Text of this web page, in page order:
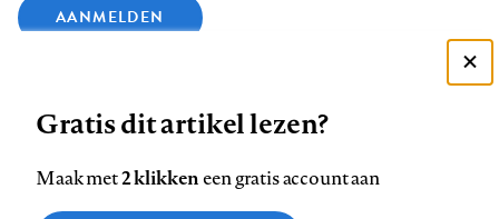
AANMELDEN
ons
Zie onze cookie policy
Gratis dit artikel lezen?
Maak met2 klikkeneen gratis account aan